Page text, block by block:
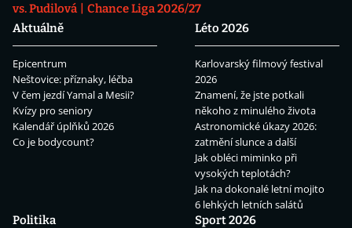
vs. Pudilová
Chance Liga 2026/27
Aktuálně
Epicentrum
Neštovice: příznaky, léčba
V čem jezdí Yamal a Mesii?
Kvízy pro seniory
Kalendář úplňků 2026
Co je bodycount?
Léto 2026
Karlovarský filmový festival
2026
Znamení, že jste potkali
někoho z minulého života
Astronomické úkazy 2026:
zatmění slunce a další
Jak obléci miminko při
vysokých teplotách?
Jak na dokonalé letní mojito
6 lehkých letních salátů
Politika
Sport 2026